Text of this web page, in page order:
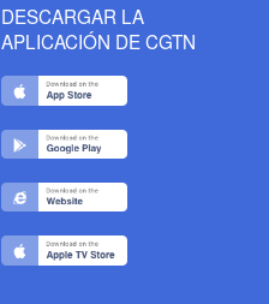
DESCARGAR LA
APLICACIÓN DE CGTN